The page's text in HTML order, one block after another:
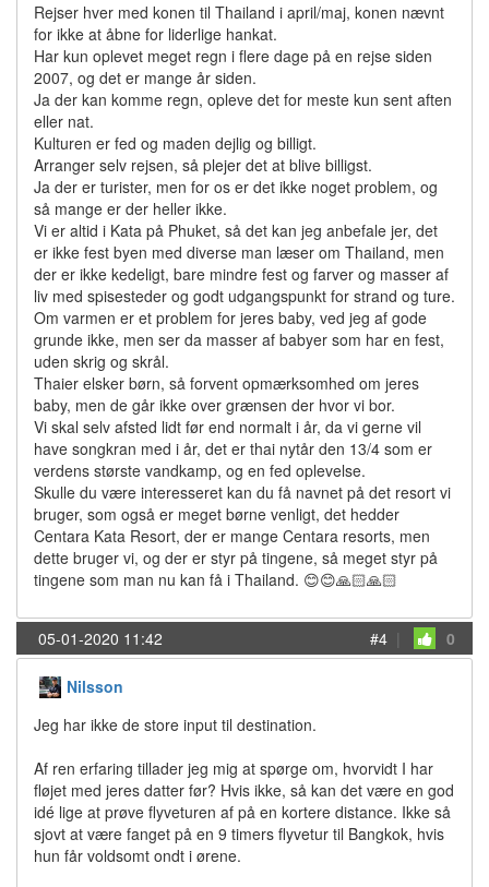
Rejser hver med konen til Thailand i april/maj, konen nævnt
for ikke at åbne for liderlige hankat.
Har kun oplevet meget regn i flere dage på en rejse siden
2007, og det er mange år siden.
Ja der kan komme regn, opleve det for meste kun sent aften
eller nat.
Kulturen er fed og maden dejlig og billigt.
Arranger selv rejsen, så plejer det at blive billigst.
Ja der er turister, men for os er det ikke noget problem, og
så mange er der heller ikke.
Vi er altid i Kata på Phuket, så det kan jeg anbefale jer, det
er ikke fest byen med diverse man læser om Thailand, men
der er ikke kedeligt, bare mindre fest og farver og masser af
liv med spisesteder og godt udgangspunkt for strand og ture.
Om varmen er et problem for jeres baby, ved jeg af gode
grunde ikke, men ser da masser af babyer som har en fest,
uden skrig og skrål.
Thaier elsker børn, så forvent opmærksomhed om jeres
baby, men de går ikke over grænsen der hvor vi bor.
Vi skal selv afsted lidt før end normalt i år, da vi gerne vil
have songkran med i år, det er thai nytår den 13/4 som er
verdens største vandkamp, og en fed oplevelse.
Skulle du være interesseret kan du få navnet på det resort vi
bruger, som også er meget børne venligt, det hedder
Centara Kata Resort, der er mange Centara resorts, men
dette bruger vi, og der er styr på tingene, så meget styr på
tingene som man nu kan få i Thailand. 😊😊🙏🏻🙏🏻
05-01-2020 11:42 #4 | 0
Nilsson
Jeg har ikke de store input til destination.
Af ren erfaring tillader jeg mig at spørge om, hvorvidt I har
fløjet med jeres datter før? Hvis ikke, så kan det være en god
idé lige at prøve flyveturen af på en kortere distance. Ikke så
sjovt at være fanget på en 9 timers flyvetur til Bangkok, hvis
hun får voldsomt ondt i ørene.